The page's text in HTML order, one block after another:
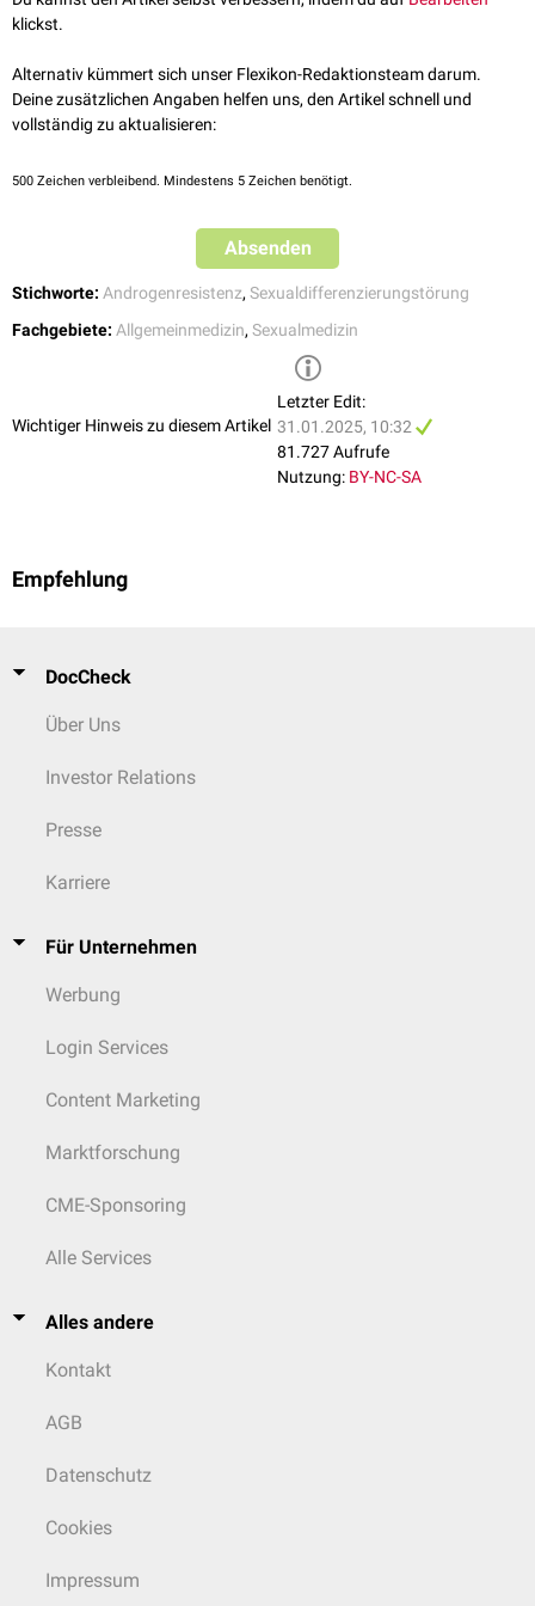
besteht darin, dass die
ohne hormonelle Intervention von
Östrogenen umgewandelt wird.
Die Therapie umfasst u.a. eineSubstitutionmit weiblichen
Geschlechtshormonen(Östrogen
scheint das Wohlbefinden der Patienten zu verbessern, wobei der
Insbesondere bei Diagnosestellung und -mitteilung sollte möglichst
sensibel verfahren werden. Betroffene sollten das Angebot einer
psychotherapeutischen
Betreuung erhalten.
klickst.
Alternativ kümmert sich unser Flexikon-Redaktionsteam darum.
Deine zusätzlichen Angaben helfen uns, den Artikel schnell und
vollständig zu aktualisieren:
500 Zeichen verbleibend. Mindestens 5 Zeichen benötigt.
Absenden
Stichworte: Androgenresistenz, Sexualdifferenzierungstörung
Fachgebiete: Allgemeinmedizin, Sexualmedizin
Wichtiger Hinweis zu diesem Artikel
Letzter Edit:
31.01.2025, 10:32
81.727 Aufrufe
Nutzung: BY-NC-SA
Empfehlung
DocCheck
Über Uns
Investor Relations
Presse
Karriere
Für Unternehmen
Werbung
Login Services
Content Marketing
Marktforschung
CME-Sponsoring
Alle Services
Alles andere
Kontakt
AGB
Datenschutz
Cookies
Impressum